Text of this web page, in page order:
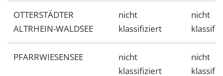
OTTERSTÄDTER
ALTRHEIN-WALDSEE
nicht
klassifiziert
nicht
PFARRWIESENSEE
nicht
klassifiziert
nicht